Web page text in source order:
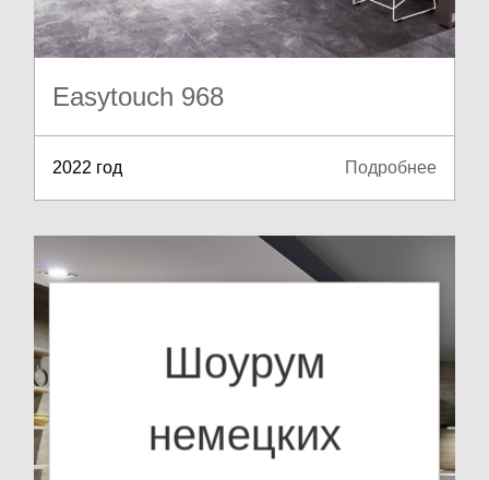
Шоурум
немецких
Easytouch 968
2022 год Подробнее